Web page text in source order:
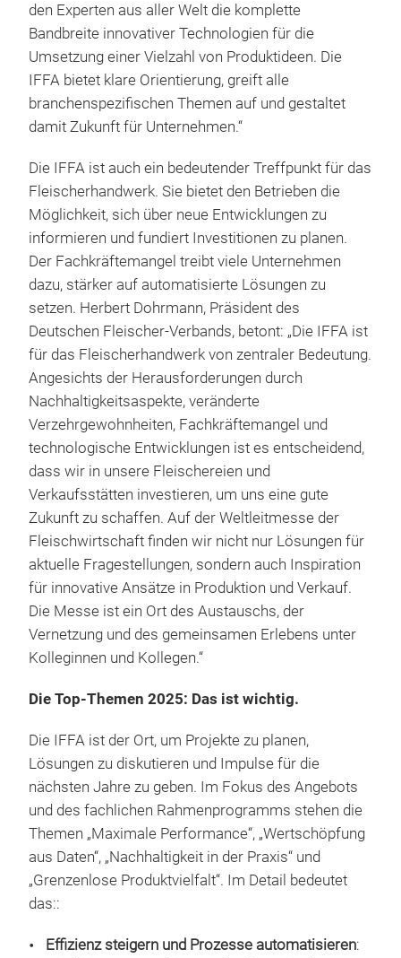
den Experten aus aller Welt die komplette
Bandbreite innovativer Technologien für die
Umsetzung einer Vielzahl von Produktideen. Die
IFFA bietet klare Orientierung, greift alle
branchenspezifischen Themen auf und gestaltet
damit Zukunft für Unternehmen.“
Die IFFA ist auch ein bedeutender Treffpunkt für das
Fleischerhandwerk. Sie bietet den Betrieben die
Möglichkeit, sich über neue Entwicklungen zu
informieren und fundiert Investitionen zu planen.
Der Fachkräftemangel treibt viele Unternehmen
dazu, stärker auf automatisierte Lösungen zu
setzen. Herbert Dohrmann, Präsident des
Deutschen Fleischer-Verbands, betont: „Die IFFA ist
für das Fleischerhandwerk von zentraler Bedeutung.
Angesichts der Herausforderungen durch
Nachhaltigkeitsaspekte, veränderte
Verzehrgewohnheiten, Fachkräftemangel und
technologische Entwicklungen ist es entscheidend,
dass wir in unsere Fleischereien und
Verkaufsstätten investieren, um uns eine gute
Zukunft zu schaffen. Auf der Weltleitmesse der
Fleischwirtschaft finden wir nicht nur Lösungen für
aktuelle Fragestellungen, sondern auch Inspiration
für innovative Ansätze in Produktion und Verkauf.
Die Messe ist ein Ort des Austauschs, der
Vernetzung und des gemeinsamen Erlebens unter
Kolleginnen und Kollegen.“
Die Top-Themen 2025: Das ist wichtig.
Die IFFA ist der Ort, um Projekte zu planen,
Lösungen zu diskutieren und Impulse für die
nächsten Jahre zu geben. Im Fokus des Angebots
und des fachlichen Rahmenprogramms stehen die
Themen „Maximale Performance“, „Wertschöpfung
aus Daten“, „Nachhaltigkeit in der Praxis“ und
„Grenzenlose Produktvielfalt“. Im Detail bedeutet
das::
Effizienz steigern und Prozesse automatisieren: